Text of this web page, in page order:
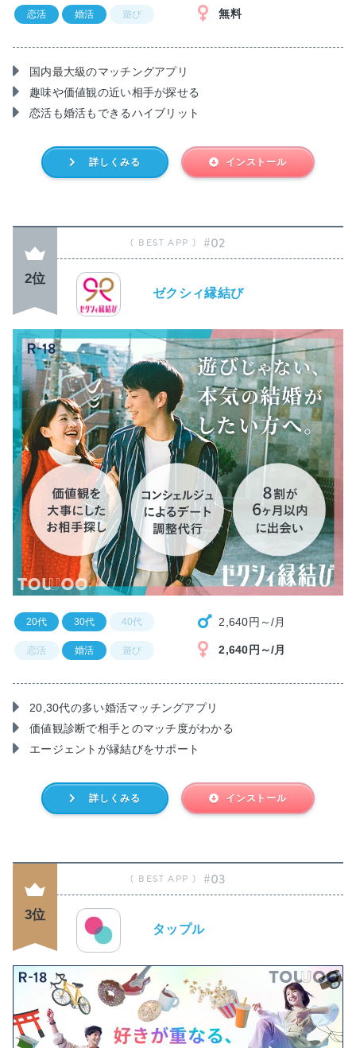
国内最大級のマッチングアプリ
趣味や価値観の近い相手が探せる
恋活も婚活もできるハイブリット
恋活 婚活 遊び 無料
詳しくみる インストール
2位
#02
ゼクシィ縁結び
20,30代の多い婚活マッチングアプリ
価値観診断で相手とのマッチ度がわかる
エージェントが縁結びをサポート
20代 30代 40代
恋活 婚活 遊び
2,640円～/月
2,640円～/月
詳しくみる インストール
3位
#03
タップル